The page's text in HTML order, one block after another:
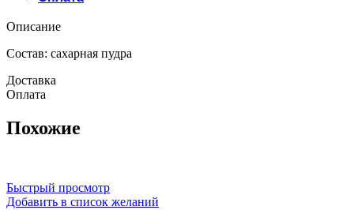
Описание
Состав: сахарная пудра
Доставка
Оплата
Похожие
Быстрый просмотр
Добавить в список желаний